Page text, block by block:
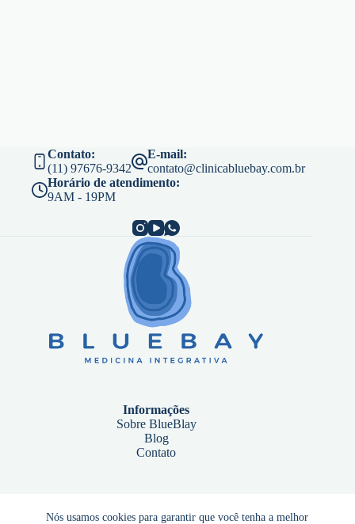
Nós usamos cookies para garantir que você tenha a melhor
Contato:
(11) 97676-9342
E-mail:
contato@clinicabluebay.com.br
Horário de atendimento:
9AM - 19PM
Informações
Sobre BlueBlay
Blog
Contato
Alameda Mamoré, 535 – 13º andar, Sala 1301